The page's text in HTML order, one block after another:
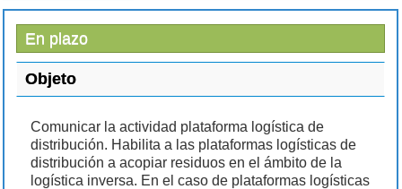
En plazo
Objeto
Comunicar la actividad plataforma logística de
distribución. Habilita a las plataformas logísticas de
distribución a acopiar residuos en el ámbito de la
logística inversa. En el caso de plataformas logísticas